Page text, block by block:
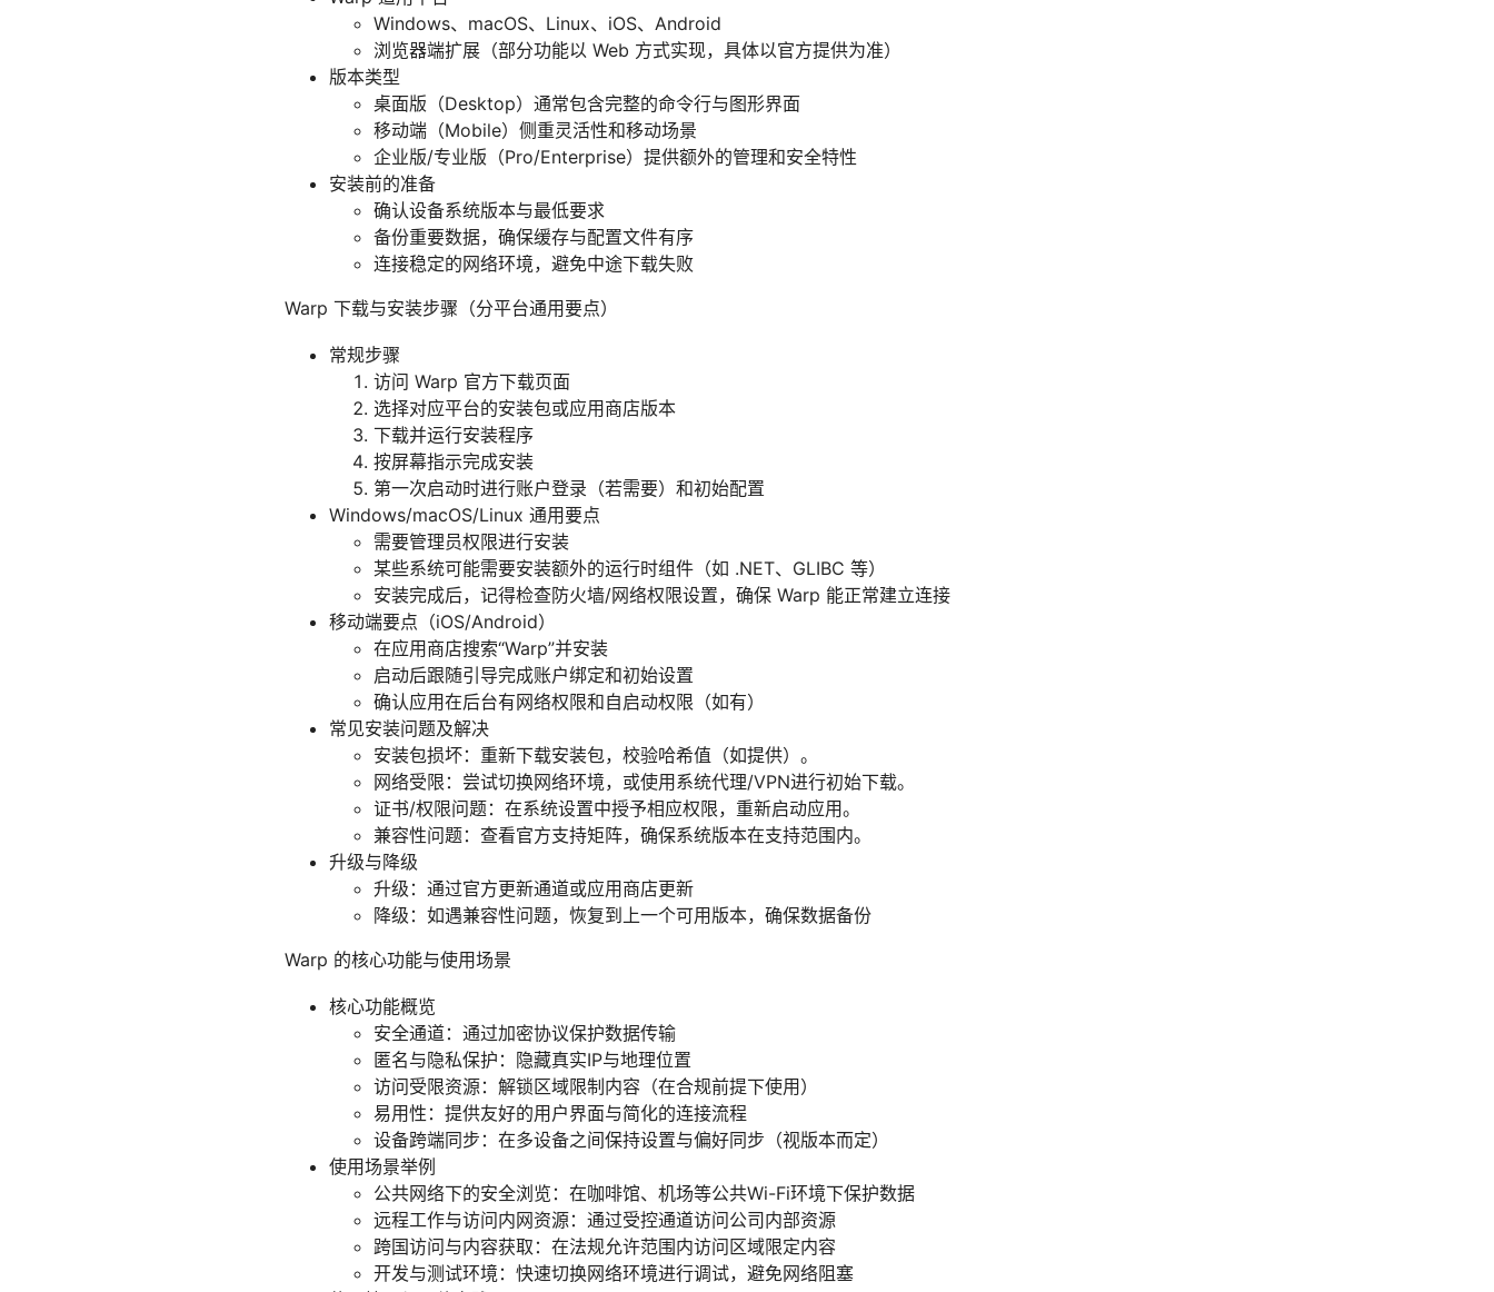
Windows、macOS、Linux、iOS、Android
浏览器端扩展（部分功能以 Web 方式实现，具体以官方提供为准）
版本类型
桌面版（Desktop）通常包含完整的命令行与图形界面
移动端（Mobile）侧重灵活性和移动场景
企业版/专业版（Pro/Enterprise）提供额外的管理和安全特性
安装前的准备
确认设备系统版本与最低要求
备份重要数据，确保缓存与配置文件有序
连接稳定的网络环境，避免中途下载失败
Warp 下载与安装步骤（分平台通用要点）
常规步骤
访问 Warp 官方下载页面
选择对应平台的安装包或应用商店版本
下载并运行安装程序
按屏幕指示完成安装
第一次启动时进行账户登录（若需要）和初始配置
Windows/macOS/Linux 通用要点
需要管理员权限进行安装
某些系统可能需要安装额外的运行时组件（如 .NET、GLIBC 等）
安装完成后，记得检查防火墙/网络权限设置，确保 Warp 能正常建立连接
移动端要点（iOS/Android）
在应用商店搜索“Warp”并安装
启动后跟随引导完成账户绑定和初始设置
确认应用在后台有网络权限和自启动权限（如有）
常见安装问题及解决
安装包损坏：重新下载安装包，校验哈希值（如提供）。
网络受限：尝试切换网络环境，或使用系统代理/VPN进行初始下载。
证书/权限问题：在系统设置中授予相应权限，重新启动应用。
兼容性问题：查看官方支持矩阵，确保系统版本在支持范围内。
升级与降级
升级：通过官方更新通道或应用商店更新
降级：如遇兼容性问题，恢复到上一个可用版本，确保数据备份
Warp 的核心功能与使用场景
核心功能概览
安全通道：通过加密协议保护数据传输
匿名与隐私保护：隐藏真实IP与地理位置
访问受限资源：解锁区域限制内容（在合规前提下使用）
易用性：提供友好的用户界面与简化的连接流程
设备跨端同步：在多设备之间保持设置与偏好同步（视版本而定）
使用场景举例
公共网络下的安全浏览：在咖啡馆、机场等公共Wi-Fi环境下保护数据
远程工作与访问内网资源：通过受控通道访问公司内部资源
跨国访问与内容获取：在法规允许范围内访问区域限定内容
开发与测试环境：快速切换网络环境进行调试，避免网络阻塞